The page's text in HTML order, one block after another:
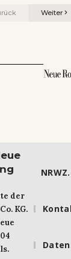
Weiter
der
KG.